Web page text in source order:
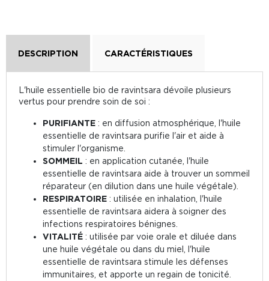
DESCRIPTION CARACTÉRISTIQUES
L'huile essentielle bio de ravintsara dévoile plusieurs
vertus pour prendre soin de soi :
PURIFIANTE : en diffusion atmosphérique, l'huile
essentielle de ravintsara purifie l'air et aide à
stimuler l'organisme.
SOMMEIL : en application cutanée, l'huile
essentielle de ravintsara aide à trouver un sommeil
réparateur (en dilution dans une huile végétale).
RESPIRATOIRE : utilisée en inhalation, l'huile
essentielle de ravintsara aidera à soigner des
infections respiratoires bénignes.
VITALITÉ : utilisée par voie orale et diluée dans
une huile végétale ou dans du miel, l'huile
essentielle de ravintsara stimule les défenses
immunitaires, et apporte un regain de tonicité.